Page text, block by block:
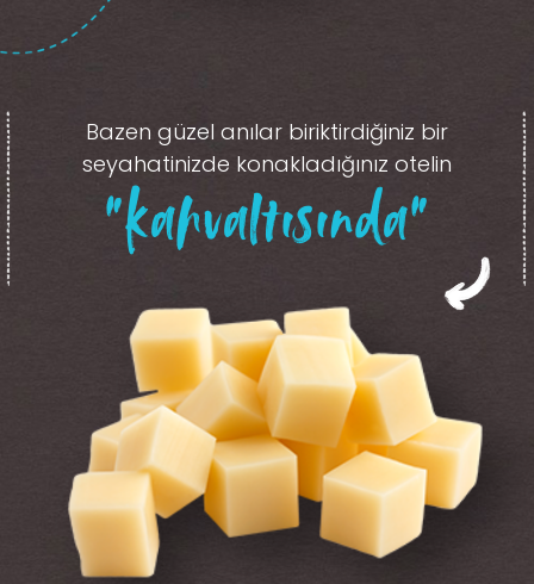
Bazen güzel anılar biriktirdiğiniz bir
seyahatinizde konakladığınız otelin
“kahvaltısında”